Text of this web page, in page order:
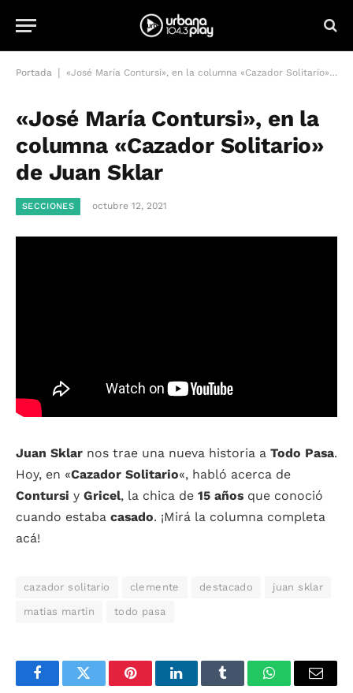
Portada «José María Contursi», en la columna «Cazador Solitario» de Juan Sklar
«José María Contursi», en la
columna «Cazador Solitario»
de Juan Sklar
SECCIONES octubre 12, 2021
Juan Sklar nos trae una nueva historia a Todo Pasa.
Hoy, en «Cazador Solitario«, habló acerca de
Contursi y Gricel, la chica de 15 años que conoció
cuando estaba casado. ¡Mirá la columna completa
acá!
cazador solitario clemente destacado juan sklar
matias martin todo pasa
FacebookTwitter PinterestLinkedInTumblr WhatsAppEmail